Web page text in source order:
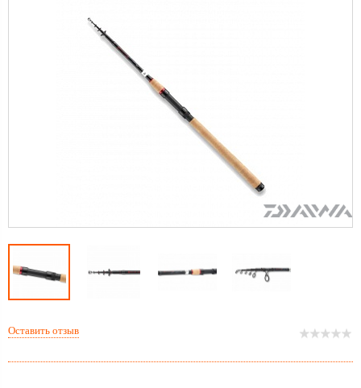
Оставить отзыв